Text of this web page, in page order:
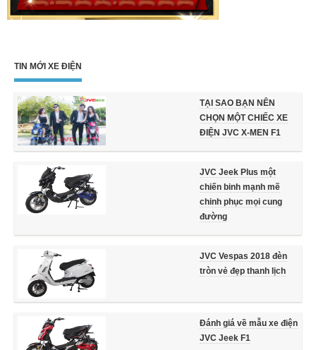
TIN MỚI XE ĐIỆN
TẠI SAO BẠN NÊN
CHỌN MỘT CHIẾC XE
ĐIỆN JVC X-MEN F1
JVC Jeek Plus một
chiến binh mạnh mẽ
chinh phục mọi cung
đường
JVC Vespas 2018 đèn
tròn vẻ đẹp thanh lịch
Đánh giá về mẫu xe điện
JVC Jeek F1